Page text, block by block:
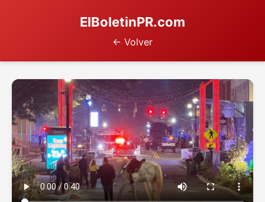
ElBoletinPR.com
← Volver